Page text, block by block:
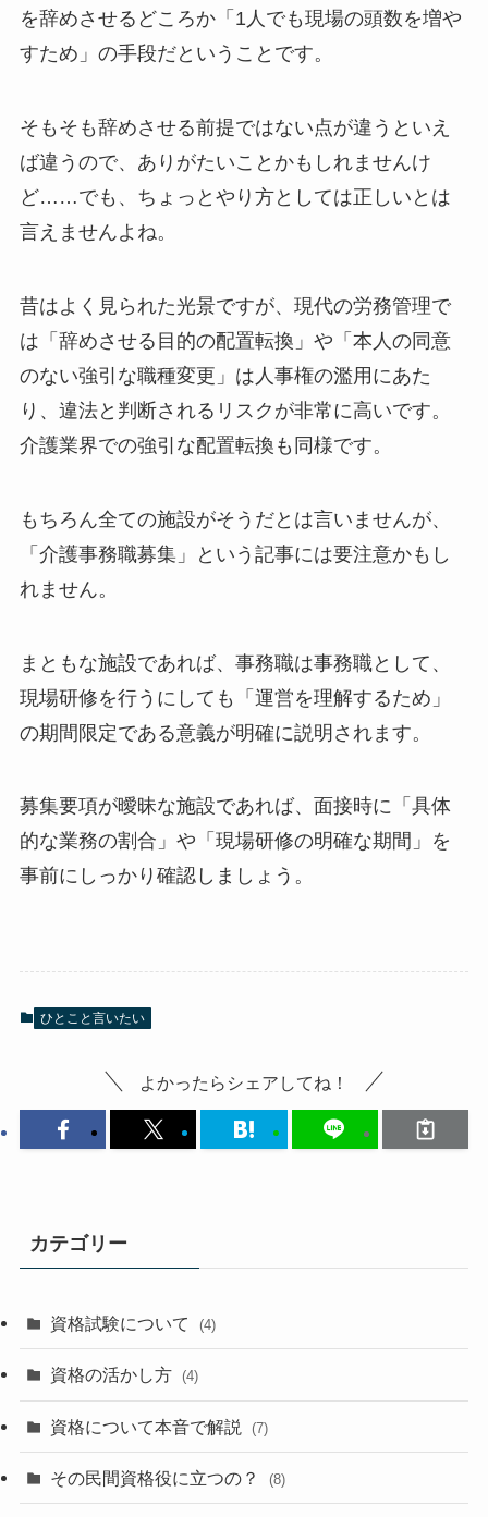
を辞めさせるどころか「1人でも現場の頭数を増や
すため」の手段だということです。
そもそも辞めさせる前提ではない点が違うといえ
ば違うので、ありがたいことかもしれませんけ
ど……でも、ちょっとやり方としては正しいとは
言えませんよね。
昔はよく見られた光景ですが、現代の労務管理で
は「辞めさせる目的の配置転換」や「本人の同意
のない強引な職種変更」は人事権の濫用にあた
り、違法と判断されるリスクが非常に高いです。
介護業界での強引な配置転換も同様です。
もちろん全ての施設がそうだとは言いませんが、
「介護事務職募集」という記事には要注意かもし
れません。
まともな施設であれば、事務職は事務職として、
現場研修を行うにしても「運営を理解するため」
の期間限定である意義が明確に説明されます。
募集要項が曖昧な施設であれば、面接時に「具体
的な業務の割合」や「現場研修の明確な期間」を
事前にしっかり確認しましょう。
ひとこと言いたい
よかったらシェアしてね！
カテゴリー
資格試験について (4)
資格の活かし方 (4)
資格について本音で解説 (7)
その民間資格役に立つの？ (8)